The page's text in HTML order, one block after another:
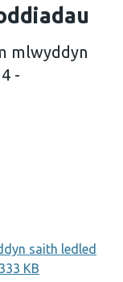
mlwyddyn
-
o blant ym
saith ledled
KB